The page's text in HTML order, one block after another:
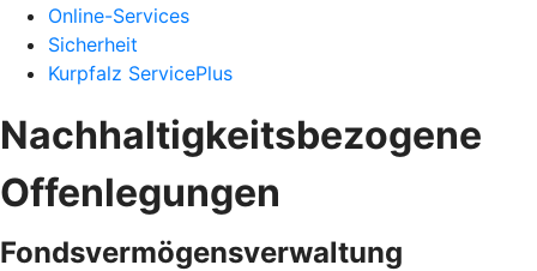
Online-Services
Sicherheit
Kurpfalz ServicePlus
Nachhaltigkeitsbezogene
Offenlegungen
Fondsvermögensverwaltung